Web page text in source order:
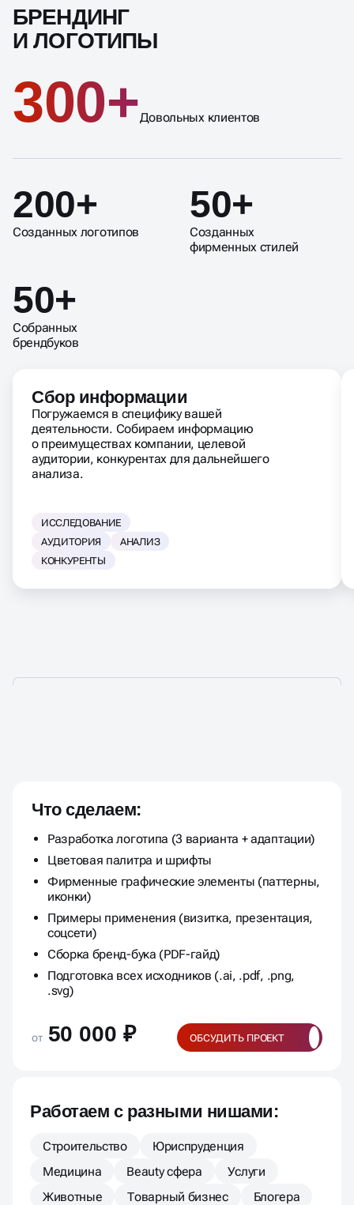
БРЕНДИНГ
И ЛОГОТИПЫ
300+Довольных клиентов
200+
Созданных логотипов
50+
Созданных
фирменных стилей
50+
Собранных
брендбуков
Сбор информации
Погружаемся в специфику вашей
деятельности. Собираем информацию
о преимуществах компании, целевой
аудитории, конкурентах для дальнейшего
анализа.
ИССЛЕДОВАНИЕ
АУДИТОРИЯ
АНАЛИЗ
КОНКУРЕНТЫ
Что сделаем:
Разработка логотипа (3 варианта + адаптации)
Цветовая палитра и шрифты
Фирменные графические элементы (паттерны,
иконки)
Примеры применения (визитка, презентация,
соцсети)
Сборка бренд-бука (PDF-гайд)
Подготовка всех исходников (.ai, .pdf, .png,
.svg)
от 50 000 ₽ ОБСУДИТЬ ПРОЕКТ
Работаем с разными нишами:
Строительство
Юриспруденция
Медицина
Beauty сфера
Услуги
Животные
Товарный бизнес
Блогера